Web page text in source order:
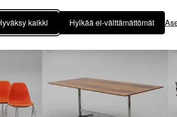
kaikki Hylkää ei-välttämättömät
Muiden katsomia